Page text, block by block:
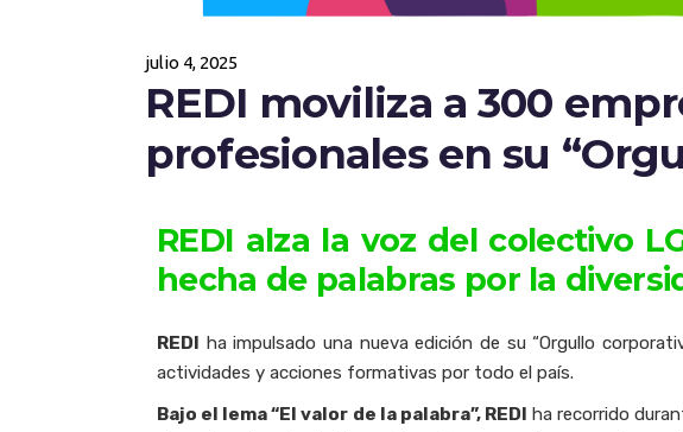
julio 4, 2025
REDI moviliza a 300
profesionales en su
REDI alza la voz del colectivo
hecha de palabras por la
REDI ha impulsado una nueva edición de su “Orgullo
actividades y acciones formativas por todo el país.
Bajo el lema “El valor de la palabra”, REDI ha recorrido